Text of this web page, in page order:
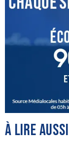
À LIRE AUSSI